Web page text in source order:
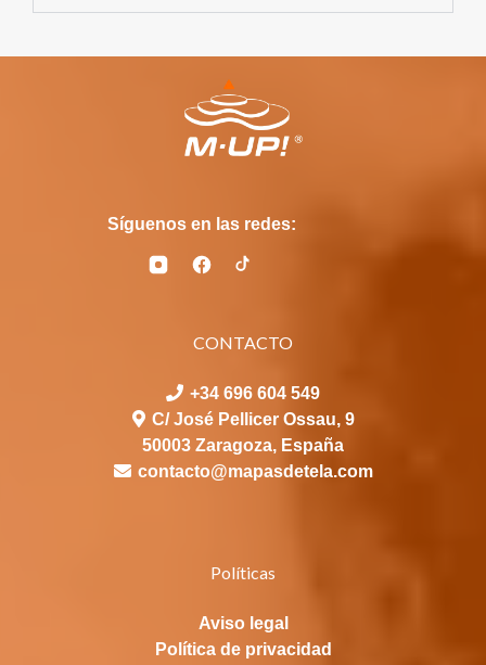
Síguenos en las redes:
CONTACTO
+34 696 604 549
C/ José Pellicer Ossau, 9
50003 Zaragoza, España
contacto@mapasdetela.com
Políticas
Aviso legal
Política de privacidad